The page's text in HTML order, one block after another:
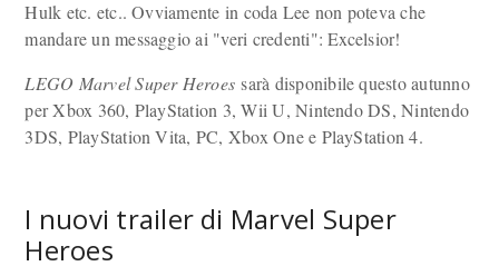
Hulk etc. etc.. Ovviamente in coda Lee non poteva che
mandare un messaggio ai "veri credenti": Excelsior!
LEGO Marvel Super Heroes sarà disponibile questo autunno
per Xbox 360, PlayStation 3, Wii U, Nintendo DS, Nintendo
3DS, PlayStation Vita, PC, Xbox One e PlayStation 4.
I nuovi trailer di Marvel Super
Heroes